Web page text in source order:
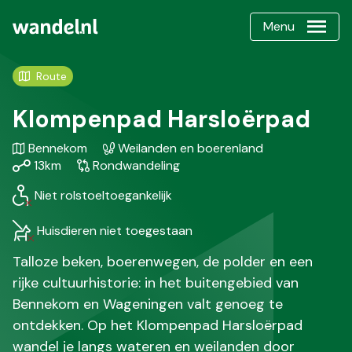
Menu
Route
Klompenpad Harsloërpad
Gebied
/
Regio
Bennekom Karakteristiek
Weilanden en boerenland
13km
SoortRondwandeling
Niet rolstoeltoegankelijk
Huisdieren niet toegestaan
Talloze beken, boerenwegen, de polder en een
rijke cultuurhistorie: in het buitengebied van
Bennekom en Wageningen valt genoeg te
ontdekken. Op het Klompenpad Harsloërpad
wandel je langs wateren en weilanden door